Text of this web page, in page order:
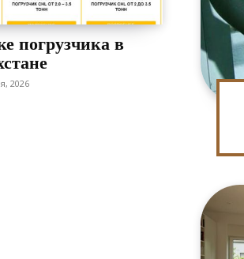
погрузчика в
2026